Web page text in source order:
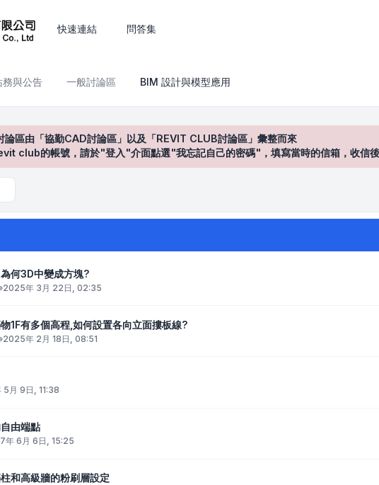
快速連結 問答集
務與公告 一般討論區 BIM 設計與模型應用
區由「協勤CAD討論區」以及「REVIT CLUB討論區」彙整而來
club的帳號，請於"登入"介面點選"我忘記自己的密碼"，填寫當時的信箱，收信後
何3D中變成方塊?
2025年 3月 22日, 02:35
物1F有多個高程,如何設置各向立面摟板線?
2025年 2月 18日, 08:51
月 9日, 11:38
由端點
年 6月 6日, 15:25
和高級牆的粉刷層設定